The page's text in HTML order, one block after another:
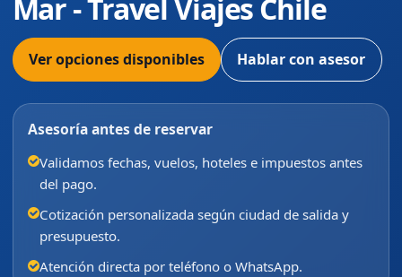
Mar - Travel Viajes Chile
Ver opciones disponibles Hablar con asesor
Asesoría antes de reservar
Validamos fechas, vuelos, hoteles e impuestos antes
del pago.
Cotización personalizada según ciudad de salida y
presupuesto.
Atención directa por teléfono o WhatsApp.